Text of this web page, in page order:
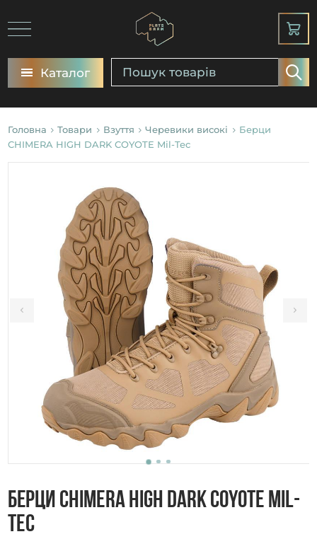
Каталог
Головна Товари Взуття Черевики високі
Берци
CHIMERA HIGH DARK COYOTE Mil-Tec
Берци CHIMERA HIGH DARK COYOTE Mil-
Tec